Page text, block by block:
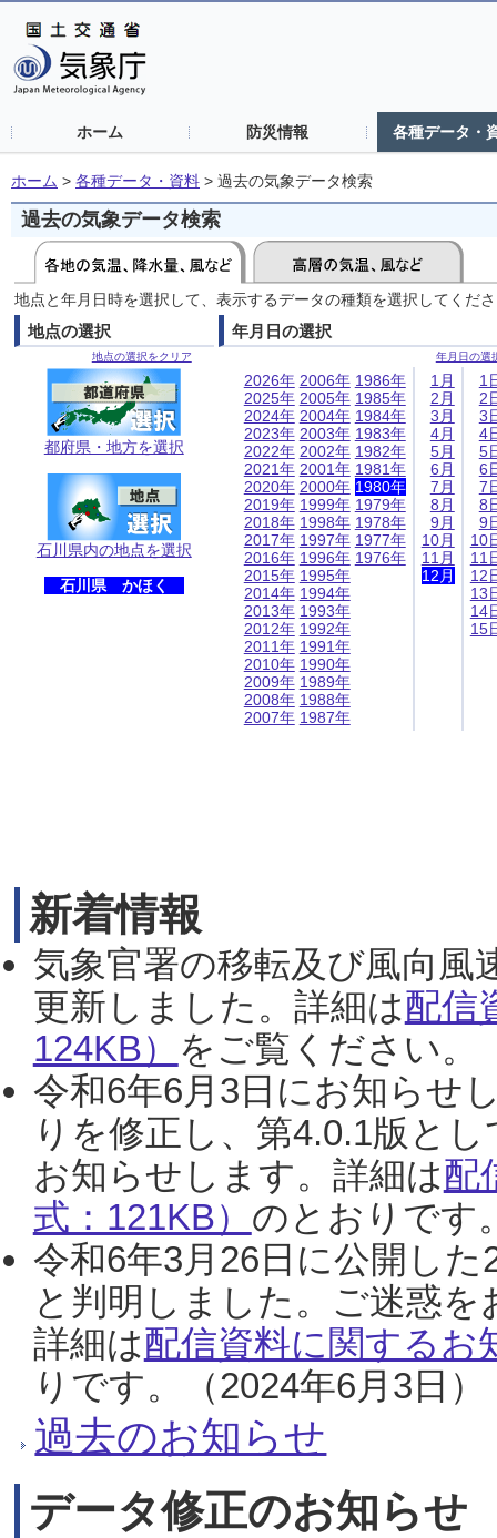
ホーム 防災情報 各種データ・
ホーム > 各種データ・資料 > 過去の気象データ検索
過去の気象データ検索
地点と年月日時を選択して、表示するデータの種類を選択してくだ
地点の選択
地点の選択をクリア
都府県・地方を選択
石川県内の地点を選択
石川県 かほく
年月日の選択
年月日の選
2026年
2025年
2024年
2023年
2022年
2021年
2020年
2019年
2018年
2017年
2016年
2015年
2014年
2013年
2012年
2011年
2010年
2009年
2008年
2007年
2006年
2005年
2004年
2003年
2002年
2001年
2000年
1999年
1998年
1997年
1996年
1995年
1994年
1993年
1992年
1991年
1990年
1989年
1988年
1987年
1986年
1985年
1984年
1983年
1982年
1981年
1980年
1979年
1978年
1977年
1976年
1月
2月
3月
4月
5月
6月
7月
8月
9月
10月
11月
12月
1
2
3
4
5
6
7
8
9
10
11
12
13
14
15
新着情報
気象官署の移転及び風向風
更新しました。詳細は配信
124KB） をご覧ください。
令和6年6月3日にお知らせ
りを修正し、第4.0.1版と
お知らせします。詳細は配
式：121KB） のとおりです
令和6年3月26日に公開し
と判明しました。ご迷惑
詳細は配信資料に関するお
りです。（2024年6月3日）
過去のお知らせ
データ修正のお知らせ